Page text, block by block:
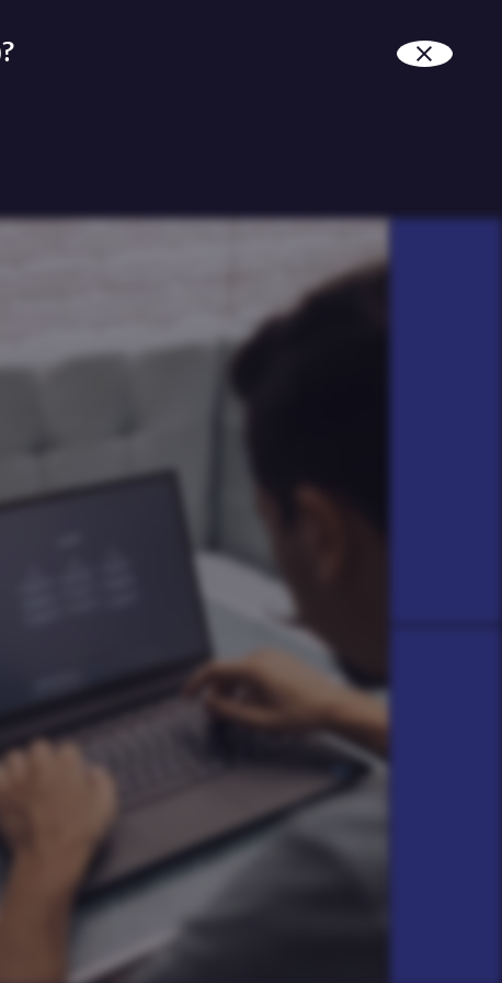
wel artificiële intelligentie (AI), is
een verzamelnaam voor
machines die taken kunnen doen
intelligentie voor nodig was.
bijvoorbeeld aan gezichten
series of films
grasmaaien of een
schrijven.